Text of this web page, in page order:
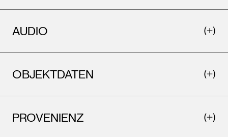
AUDIO
OBJEKTDATEN
PROVENIENZ